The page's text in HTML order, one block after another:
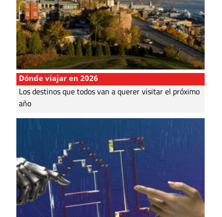
Dónde viajar en 2026
Los destinos que todos van a querer visitar el próximo
año